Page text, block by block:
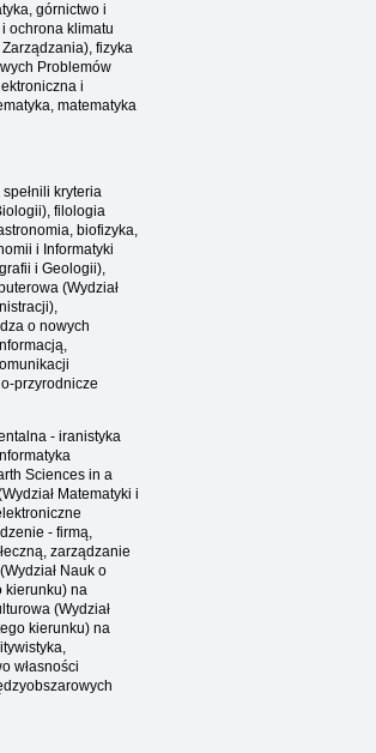
górnictwo i
ochrona klimatu
fizyka
Problemów
i
matematyka
kryteria
filologia
biofizyka,
i Informatyki
i Geologii),
(Wydział
o nowych
przyrodnicze
- iranistyka
Sciences in a
Matematyki i
- firmą,
zarządzanie
Nauk o
kierunku) na
(Wydział
kierunku) na
własności